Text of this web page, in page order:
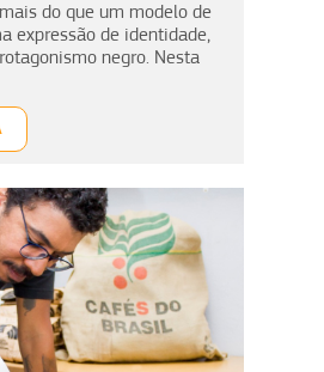
do que um modelo de
expressão de identidade,
negro. Nesta